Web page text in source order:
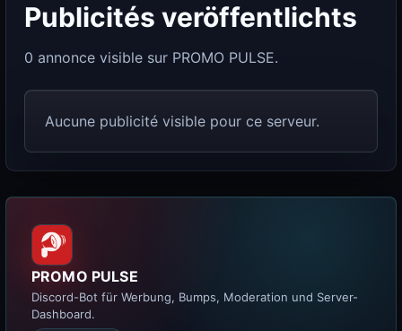
Publicités veröffentlichts
0 annonce visible sur PROMO PULSE.
Aucune publicité visible pour ce serveur.
PROMO PULSE
Discord-Bot für Werbung, Bumps, Moderation und Server-
Dashboard.